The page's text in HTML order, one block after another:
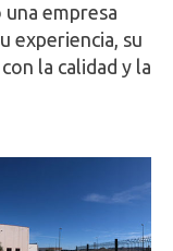
empresa
experiencia, su
la calidad y la